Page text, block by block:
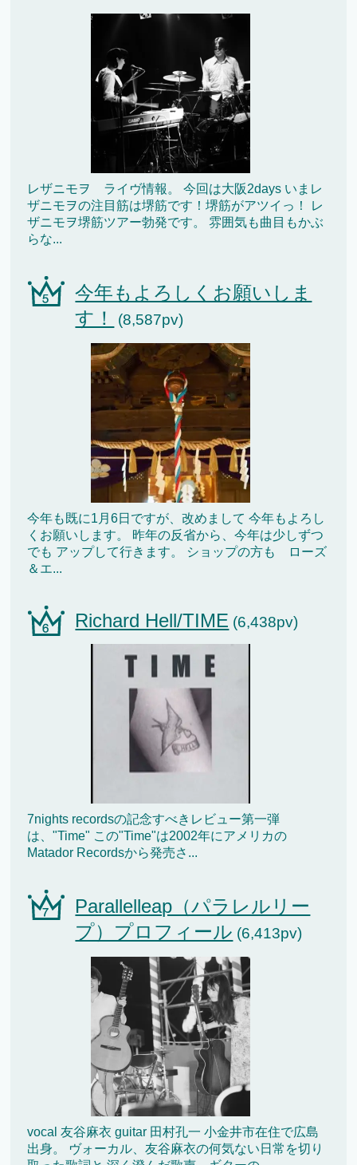
レザニモヲ ライヴ情報。 今回は大阪2days いまレ
ザニモヲの注目筋は堺筋です！堺筋がアツイっ！ レ
ザニモヲ堺筋ツアー勃発です。 雰囲気も曲目もかぶ
らな...
今年もよろしくお願いしま
す！
(8,587pv)
今年も既に1月6日ですが、改めまして 今年もよろし
くお願いします。 昨年の反省から、今年は少しずつ
でも アップして行きます。 ショップの方も ローズ
＆エ...
Richard Hell/TIME (6,438pv)
7nights recordsの記念すべきレビュー第一弾
は、"Time" この"Time"は2002年にアメリカの
Matador Recordsから発売さ...
Parallelleap（パラレルリー
プ）プロフィール (6,413pv)
vocal 友谷麻衣 guitar 田村孔一 小金井市在住で広島
出身。 ヴォーカル、友谷麻衣の何気ない日常を切り